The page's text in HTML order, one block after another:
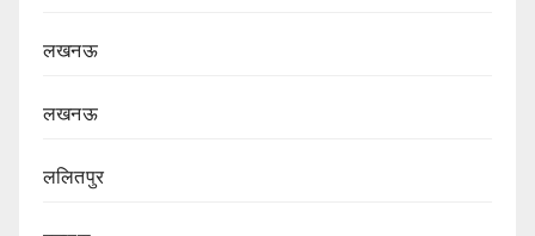
लखनऊ
लखनऊ
ललितपुर